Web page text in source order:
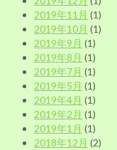
2019年11月 (1)
2019年10月 (1)
2019年9月 (1)
2019年8月 (1)
2019年7月 (1)
2019年5月 (1)
2019年4月 (1)
2019年2月 (1)
2019年1月 (1)
2018年12月 (2)